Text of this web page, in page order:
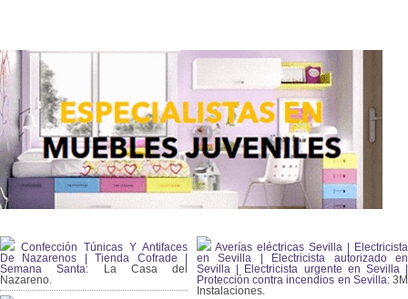
Confección Túnicas Y Antifaces
De Nazarenos | Tienda Cofrade |
Semana Santa: La Casa del
Nazareno.
Averías eléctricas Sevilla | Electricista
en Sevilla | Electricista autorizado en
Sevilla | Electricista urgente en Sevilla |
Protección contra incendios en Sevilla:3M
Instalaciones.